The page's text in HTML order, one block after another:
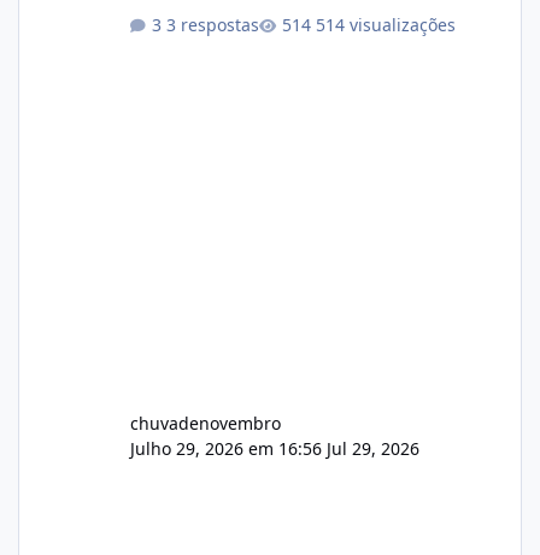
3 respostas 514 visualizações
chuvadenovembro
Julho 29, 2026 em 16:56 Jul 29, 2026